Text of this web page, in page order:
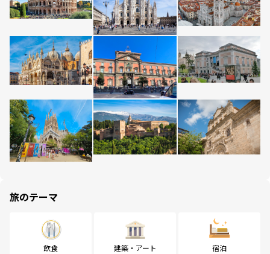
旅のテーマ
飲食 建築・アート 宿泊